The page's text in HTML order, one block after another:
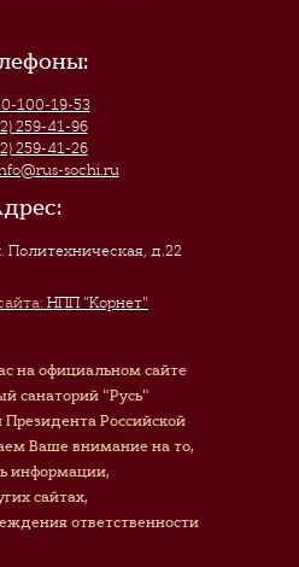
100-19-53
259-41-96
259-41-26
sochi.ru
Политехническая, д.22
НПП "Корнет"
на официальном сайте
санаторий "Русь"
Российской
Ваше внимание на то,
информации,
сайтах,
ответственности